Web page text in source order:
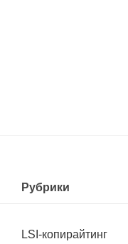
Рубрики
LSI-копирайтинг